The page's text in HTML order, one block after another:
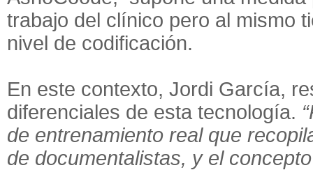
trabajo del clínico pero al mismo
nivel de codificación.
En este contexto, Jordi García,
diferenciales de esta tecnología.
de entrenamiento real que
de documentalistas, y el